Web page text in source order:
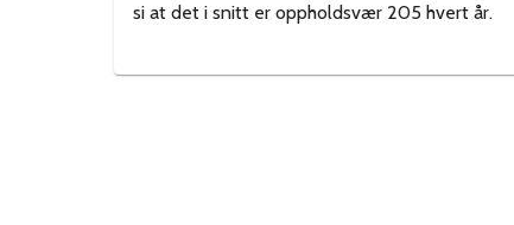
si at det i snitt er oppholdsvær 205 hvert år.